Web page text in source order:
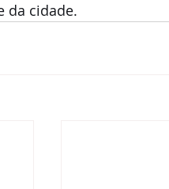
da cidade.